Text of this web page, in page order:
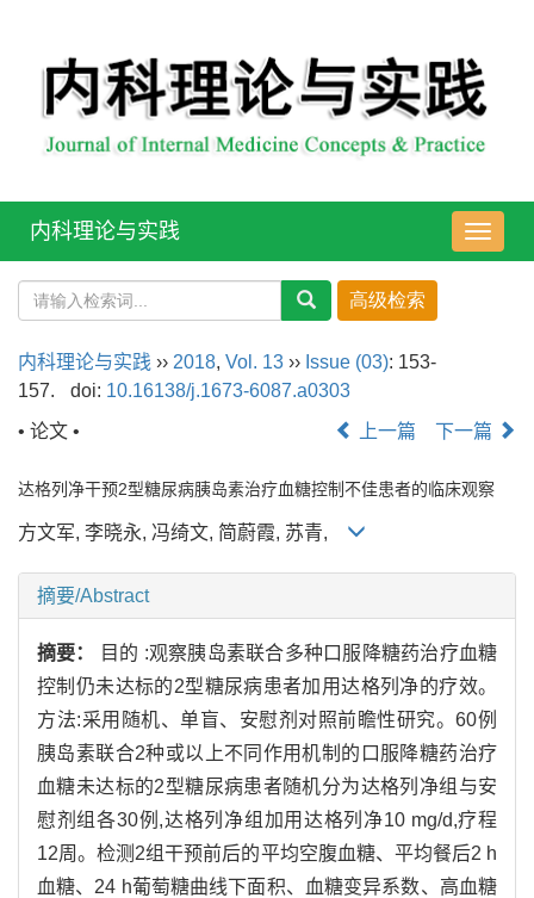
导
航
内科理论与实践
内科理论与实践 ›› 2018, Vol. 13 ›› Issue (03): 153-
157.
doi: 10.16138/j.1673-6087.a0303
• 论文 •
上一篇 下一篇
达格列净干预2型糖尿病胰岛素治疗血糖控制不佳患者的临床观察
方文军, 李晓永, 冯绮文, 简蔚霞, 苏青,
摘要/Abstract
摘要：
目的 :观察胰岛素联合多种口服降糖药治疗血糖
控制仍未达标的2型糖尿病患者加用达格列净的疗效。
方法:采用随机、单盲、安慰剂对照前瞻性研究。60例
胰岛素联合2种或以上不同作用机制的口服降糖药治疗
血糖未达标的2型糖尿病患者随机分为达格列净组与安
慰剂组各30例,达格列净组加用达格列净10 mg/d,疗程
12周。检测2组干预前后的平均空腹血糖、平均餐后2 h
血糖、24 h葡萄糖曲线下面积、血糖变异系数、高血糖